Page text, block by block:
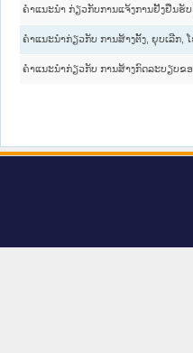
ຄໍາແນະນໍາ ກ່ຽວກັບການແຈ້ງການຢັ້ງຢືນຮັ
ຄໍາແນະນໍາກ່ຽວກັບ ການສ້າງຕັ້ງ, ຍຸບເລີກ,
ຄໍາແນະນໍາກ່ຽວກັບ ການສ້າງກົດລະບຽບຂອ